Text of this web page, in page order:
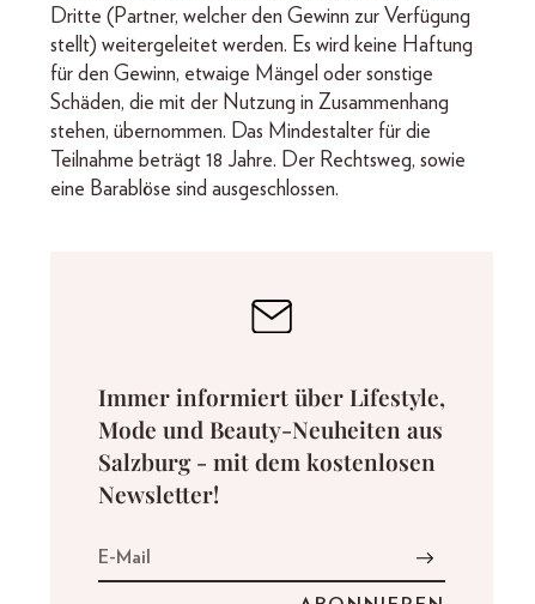
Dritte (Partner, welcher den Gewinn zur Verfügung
stellt) weitergeleitet werden. Es wird keine Haftung
für den Gewinn, etwaige Mängel oder sonstige
Schäden, die mit der Nutzung in Zusammenhang
stehen, übernommen. Das Mindestalter für die
Teilnahme beträgt 18 Jahre. Der Rechtsweg, sowie
eine Barablöse sind ausgeschlossen.
Immer informiert über Lifestyle,
Mode und Beauty-Neuheiten aus
Salzburg - mit dem kostenlosen
Newsletter!